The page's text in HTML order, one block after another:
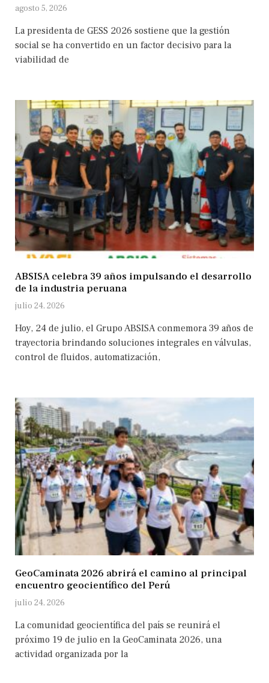
agosto 5, 2026
La presidenta de GESS 2026 sostiene que la gestión
social se ha convertido en un factor decisivo para la
viabilidad de
ABSISA celebra 39 años impulsando el desarrollo
de la industria peruana
julio 24, 2026
Hoy, 24 de julio, el Grupo ABSISA conmemora 39 años de
trayectoria brindando soluciones integrales en válvulas,
control de fluidos, automatización,
GeoCaminata 2026 abrirá el camino al principal
encuentro geocientífico del Perú
julio 24, 2026
La comunidad geocientífica del país se reunirá el
próximo 19 de julio en la GeoCaminata 2026, una
actividad organizada por la